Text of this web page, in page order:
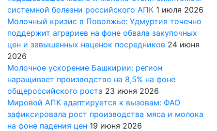
системной болезни российского АПК 1 июля 2026
Молочный кризис в Поволжье: Удмуртия точечно
поддержит аграриев на фоне обвала закупочных
цен и завышенных наценок посредников 24 июня
2026
Молочное ускорение Башкирии: регион
наращивает производство на 8,5% на фоне
общероссийского роста 23 июня 2026
Мировой АПК адаптируется к вызовам: ФАО
зафиксировала рост производства мяса и молока
на фоне падения цен 19 июня 2026